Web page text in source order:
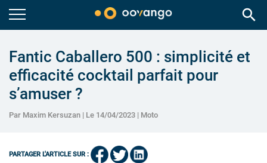
search
Fantic Caballero 500 : simplicité et
efficacité cocktail parfait pour
s’amuser ?
Par Maxim Kersuzan | Le 14/04/2023 | Moto
PARTAGER L'ARTICLE SUR :